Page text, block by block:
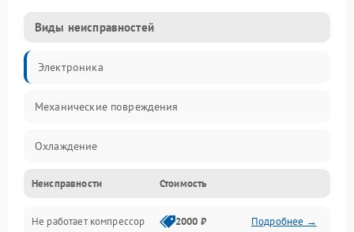
Виды неисправностей
Электроника
Механические повреждения
Охлаждение
Механика
Электропитание
Неисправности Стоимость
Не работает компрессор 2000 ₽ Подробнее →